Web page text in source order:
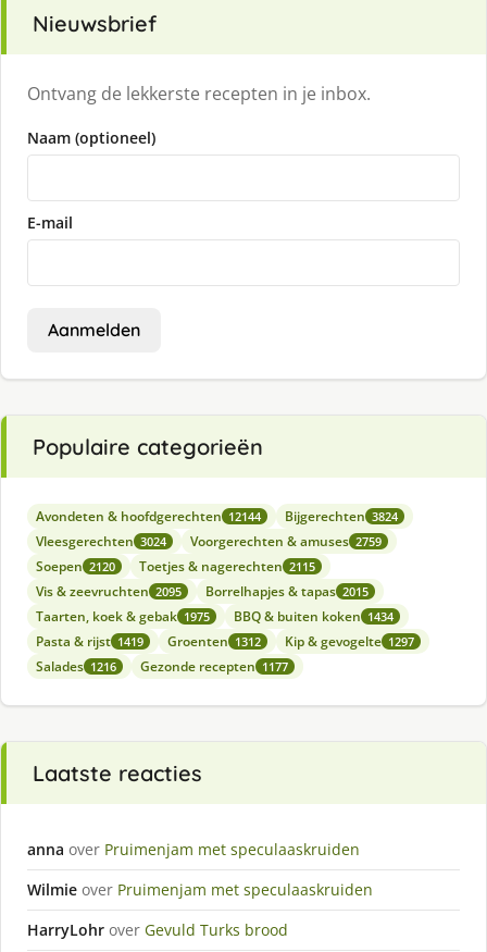
Nieuwsbrief
Ontvang de lekkerste recepten in je inbox.
Naam (optioneel)
E-mail
Aanmelden
Populaire categorieën
Avondeten & hoofdgerechten 12144 Bijgerechten 3824
Vleesgerechten 3024 Voorgerechten & amuses 2759
Soepen 2120 Toetjes & nagerechten 2115
Vis & zeevruchten 2095 Borrelhapjes & tapas 2015
Taarten, koek & gebak 1975 BBQ & buiten koken 1434
Pasta & rijst 1419 Groenten 1312 Kip & gevogelte 1297
Salades 1216 Gezonde recepten 1177
Laatste reacties
anna over Pruimenjam met speculaaskruiden
Wilmie over Pruimenjam met speculaaskruiden
HarryLohr over Gevuld Turks brood